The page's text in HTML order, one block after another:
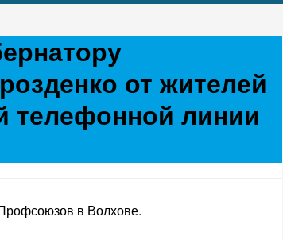
от жителей
телефонной линии
в Волхове.